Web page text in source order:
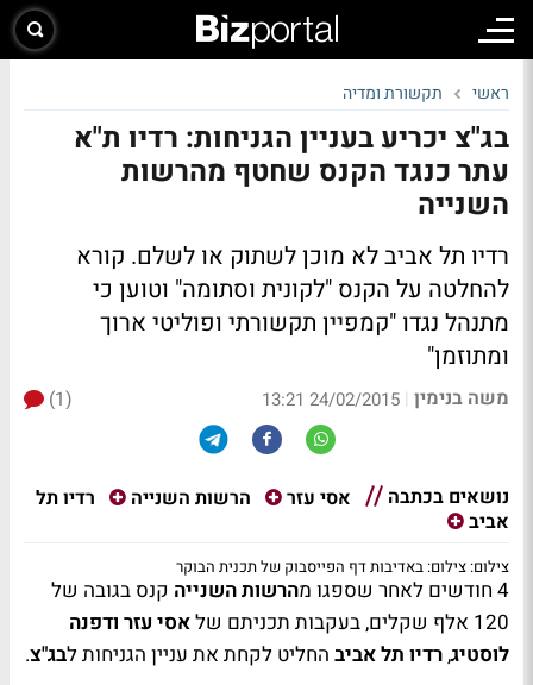
ראשי תקשורת ומדיה
בג"צ יכריע בעניין הגניחות: רדיו ת"א
עתר כנגד הקנס שחטף מהרשות
השנייה
רדיו תל אביב לא מוכן לשתוק או לשלם. קורא
להחלטה על הקנס "לקונית וסתומה" וטוען כי
מתנהל נגדו "קמפיין תקשורתי ופוליטי ארוך
ומתוזמן"
משה בנימין |
24/02/2015 13:21
(1)
נושאים בכתבה אסי עזר הרשות השנייה
רדיו תל
אביב
צילום: צילום: באדיבות דף הפייסבוק של תכנית הבוקר
4 חודשים לאחר שספגו מ הרשות השנייה קנס בגובה של
120 אלף שקלים, בעקבות תכניתם של
אסי עזר ודפנה
לוסטיג,רדיו תל אביב החליט לקחת את עניין הגניחות לבג"צ.